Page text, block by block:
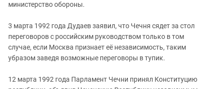
министерство обороны.
3 марта 1992 года Дудаев заявил, что Чечня сядет за стол
переговоров с российским руководством только в том
случае, если Москва признает её независимость, таким
убразом заведя возможные переговоры в тупик.
12 марта 1992 года Парламент Чечни принял Конституцию